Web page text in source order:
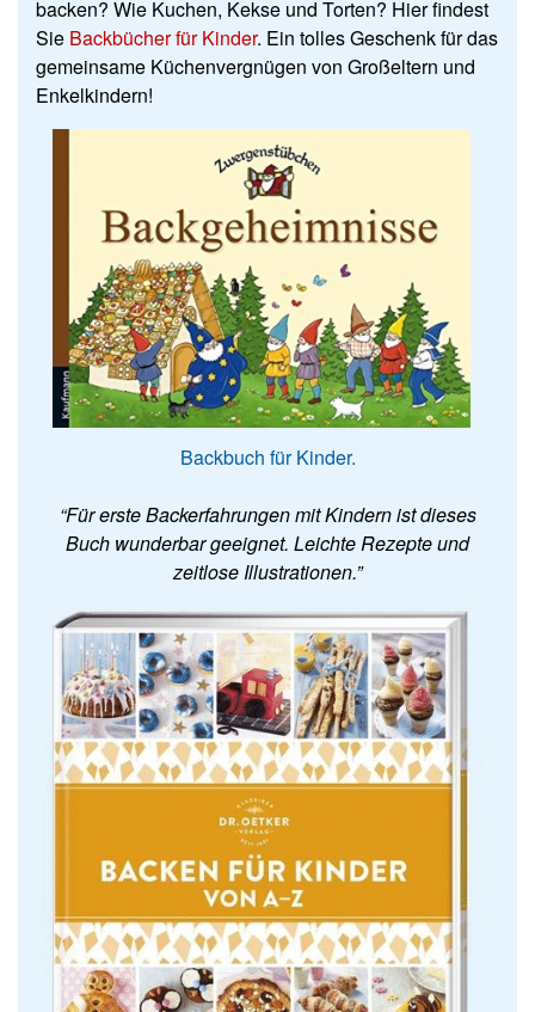
backen? Wie Kuchen, Kekse und Torten? Hier findest
Sie Backbücher für Kinder. Ein tolles Geschenk für das
gemeinsame Küchenvergnügen von Großeltern und
Enkelkindern!
Backbuch für Kinder.
“Für erste Backerfahrungen mit Kindern ist dieses
Buch wunderbar geeignet. Leichte Rezepte und
zeitlose Illustrationen.”